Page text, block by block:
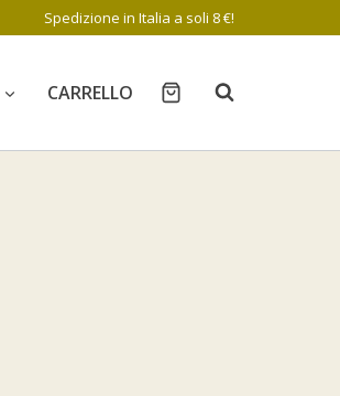
Spedizione in Italia a soli 8 €!
CARRELLO